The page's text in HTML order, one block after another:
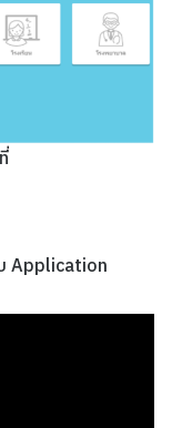
Application